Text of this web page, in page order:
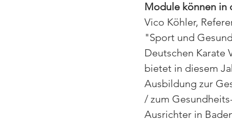
Module können in
Vico Köhler,
"Sport und
Deutschen Karate
bietet in diesem
Ausbildung zur
/ zum
Ausrichter in